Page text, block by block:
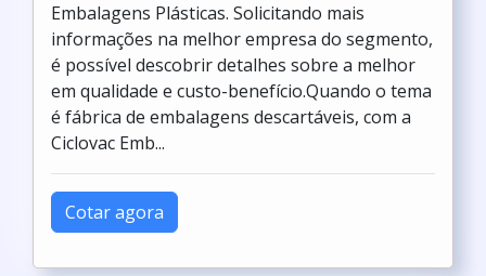
Embalagens Plásticas. Solicitando mais
informações na melhor empresa do segmento,
é possível descobrir detalhes sobre a melhor
em qualidade e custo-benefício.Quando o tema
é fábrica de embalagens descartáveis, com a
Ciclovac Emb...
Cotar agora